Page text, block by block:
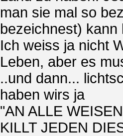
man sie mal so
bezeichnest)
Ich weiss ja nicht
Leben, aber es
..und dann...
haben wirs ja
"AN ALLE
KILLT JEDEN